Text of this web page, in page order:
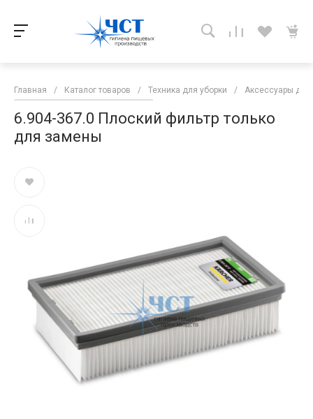
Главная / Каталог товаров / Техника для уборки / Аксессуары для
6.904-367.0 Плоский фильтр только
для замены